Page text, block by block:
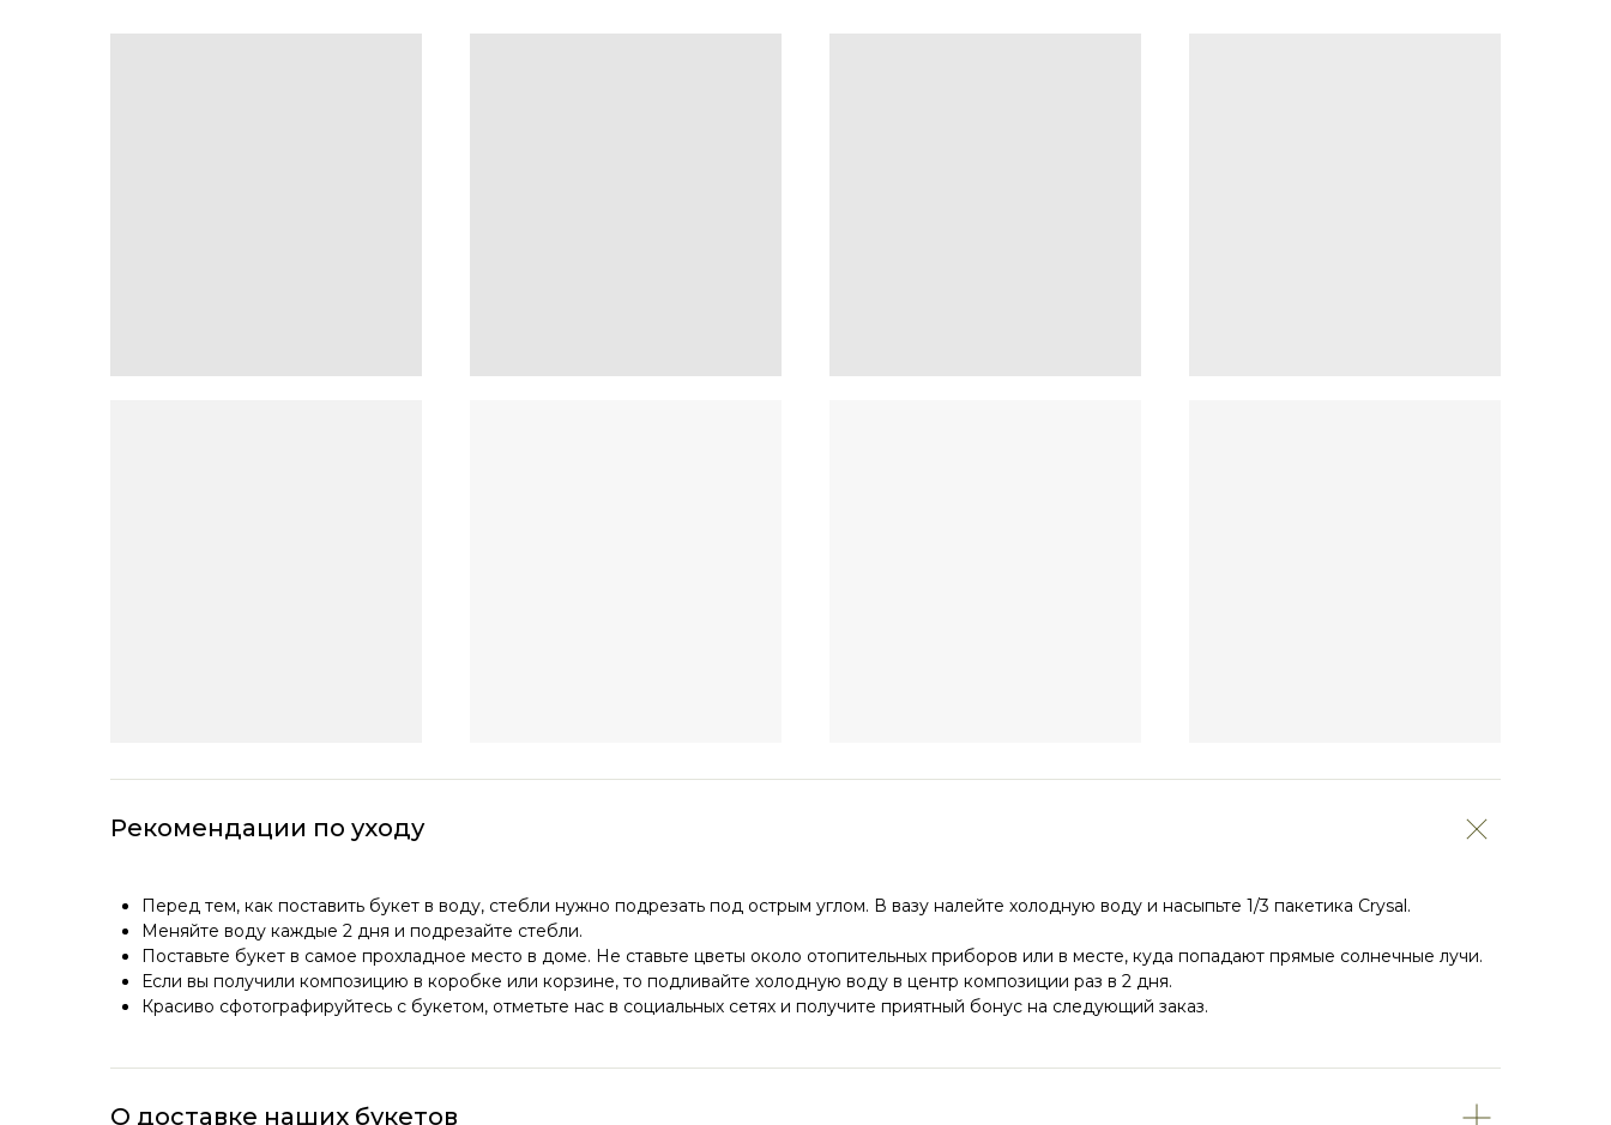
Рекомендации по уходу
Перед тем, как поставить букет в воду, стебли нужно подрезать под острым углом. В вазу налейте холодную воду и насыпьте 1/3 пакетика Crysal.
Меняйте воду каждые 2 дня и подрезайте стебли.
Поставьте букет в самое прохладное место в доме. Не ставьте цветы около отопительных приборов или в месте, куда попадают прямые солнечные лучи.
Если вы получили композицию в коробке или корзине, то подливайте холодную воду в центр композиции раз в 2 дня.
Красиво сфотографируйтесь с букетом, отметьте нас в социальных сетях и получите приятный бонус на следующий заказ.
О доставке наших букетов